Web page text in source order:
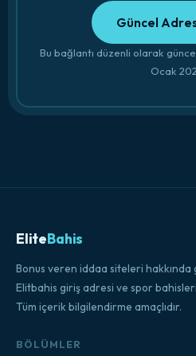
Güncel
Bu bağlantı düzenli olarak
Ocak
EliteBahis
Bonus veren iddaa siteleri hakkında
Elitbahis giriş adresi ve spor
Tüm içerik bilgilendirme amaçlıdır.
BÖLÜMLER